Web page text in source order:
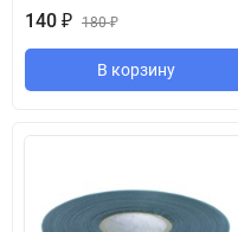
140 ₽ 180₽
В корзину